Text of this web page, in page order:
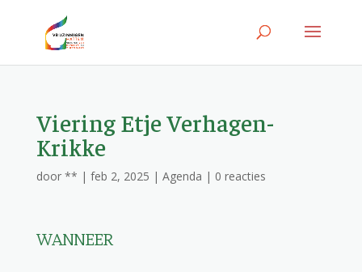
Viering Etje Verhagen-
Krikke
door ** | feb 2, 2025 | Agenda | 0 reacties
WANNEER